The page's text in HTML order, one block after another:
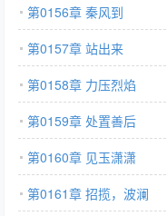
第0156章 秦风到
第0157章 站出来
第0158章 力压烈焰
第0159章 处置善后
第0160章 见玉潇潇
第0161章 招揽，波澜